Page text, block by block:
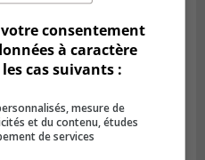
votre consentement
à caractère
cas suivants :
mesure de
et du contenu, études
de services